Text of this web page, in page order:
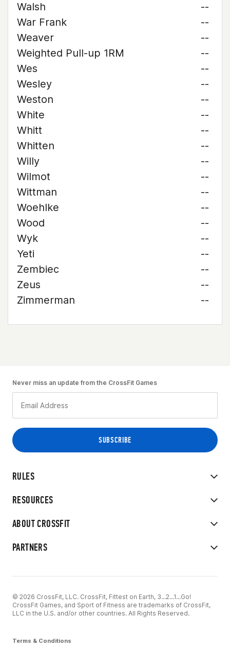
Walsh
--
War Frank
--
Weaver
--
Weighted Pull-up 1RM
--
Wes
--
Wesley
--
Weston
--
White
--
Whitt
--
Whitten
--
Willy
--
Wilmot
--
Wittman
--
Woehlke
--
Wood
--
Wyk
--
Yeti
--
Zembiec
--
Zeus
--
Zimmerman
--
RULES
RESOURCES
ABOUT CROSSFIT
PARTNERS
Never miss an update from the CrossFit Games
© 2026 CrossFit, LLC. CrossFit, Fittest on Earth, 3...2...1...Go!
CrossFit Games, and Sport of Fitness are trademarks of CrossFit,
LLC in the U.S. and/or other countries. All Rights Reserved.
Terms & Conditions